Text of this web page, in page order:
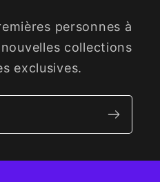
personnes à
collections
exclusives.